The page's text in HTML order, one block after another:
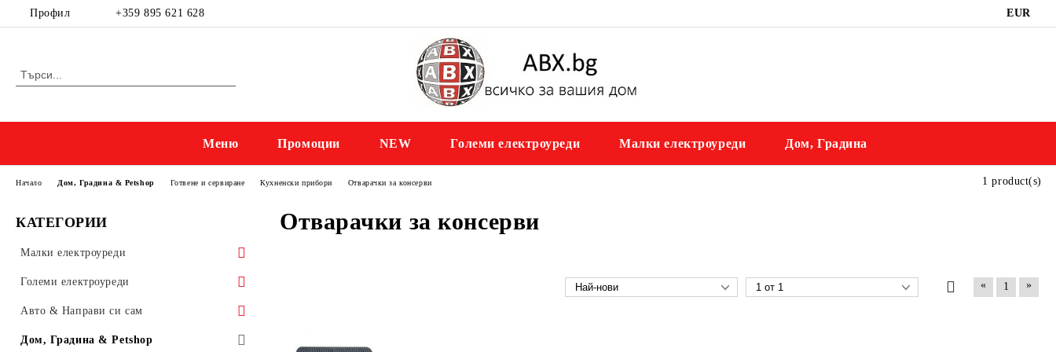
Профил +359 895 621 628 EUR
Меню Промоции NEW Големи електроуреди Малки електроуреди Дом, Градина
КАТЕГОРИИ
Малки електроуреди
Приготвяне на напитки
Електрически кани
Приготвяне на кафе
Kухненски уреди
Миксери, мелачки & кухненски
Прахосмукачки и ютии
Големи електроуреди
Готварски печки и микровълнови
Готварски печки
Бойлери, Климатици & Уреди за
Авто & Направи си сам
Осветление & Електроматериали
Дом, Градина & Petshop
Начало Дом, Градина & Petshop Готвене и сервиране Кухненски прибори Отварачки за консерви
Отварачки за консерви
1 product(s)
« 1 »